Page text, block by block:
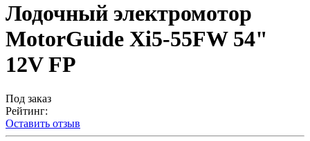
Лодочный электромотор
MotorGuide Xi5-55FW 54"
12V FP
Под заказ
Рейтинг:
Оставить отзыв